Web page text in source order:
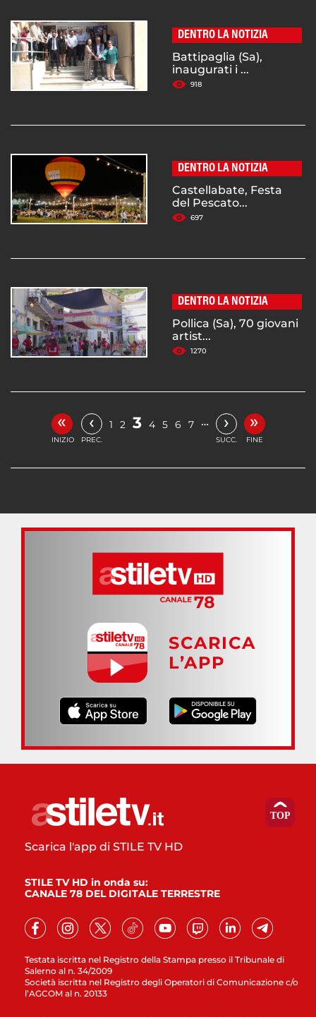
DENTRO LA NOTIZIA
Battipaglia (Sa),
inaugurati i ...
918
DENTRO LA NOTIZIA
Castellabate, Festa
del Pescato...
697
DENTRO LA NOTIZIA
Pollica (Sa), 70 giovani
artist...
1270
«
INIZIO
‹
PREC.
1 2 3 4 5 6 7 … ›
SUCC.
»
FINE
SCARICA
L’APP
Testata iscritta nel Registro della Stampa presso il Tribunale di
Salerno al n. 34/2009
Società iscritta nel Registro degli Operatori di Comunicazione c/o
l’AGCOM al n. 20133
Scarica l'app di STILE TV HD
STILE TV HD in onda su:
CANALE 78 DEL DIGITALE TERRESTRE